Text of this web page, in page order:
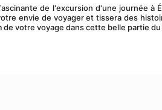
envie de voyager et tissera des
votre voyage dans cette belle partie